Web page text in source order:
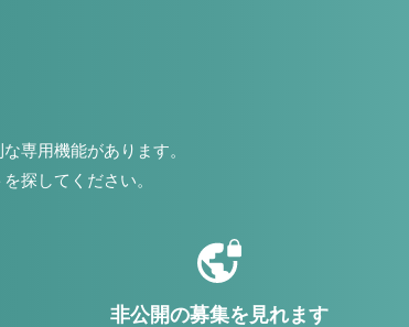
専用機能があります。
探してください。
非公開の募集を見れます